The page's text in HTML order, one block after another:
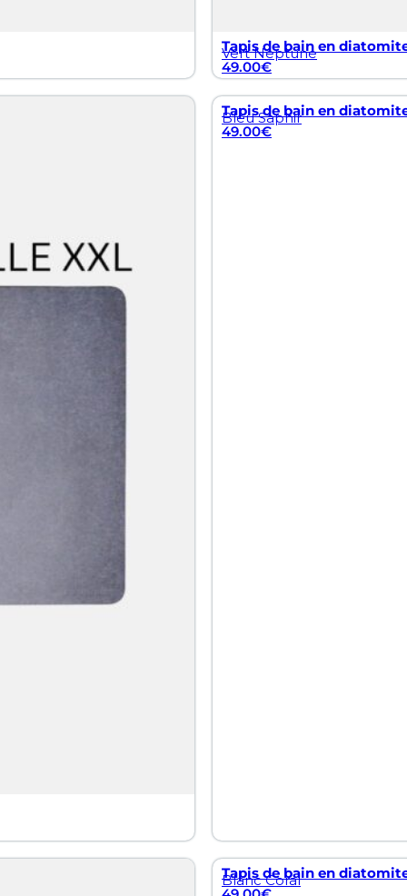
Tapis de bain en
Vert Neptune
49.00€
Tapis de bain en
Bleu Saphir
49.00€
Tapis de bain en
Blanc Coral